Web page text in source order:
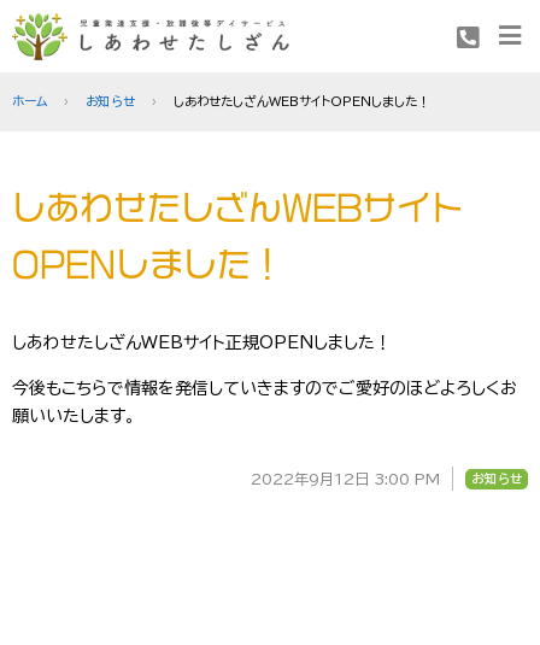
ホーム お知らせ しあわせたしざんWEBサイトOPENしました！
しあわせたしざんWEBサイト
OPENしました！
しあわせたしざんWEBサイト正規OPENしました！
今後もこちらで情報を発信していきますのでご愛好のほどよろしくお
願いいたします。
2022年9月12日 3:00 PM お知らせ